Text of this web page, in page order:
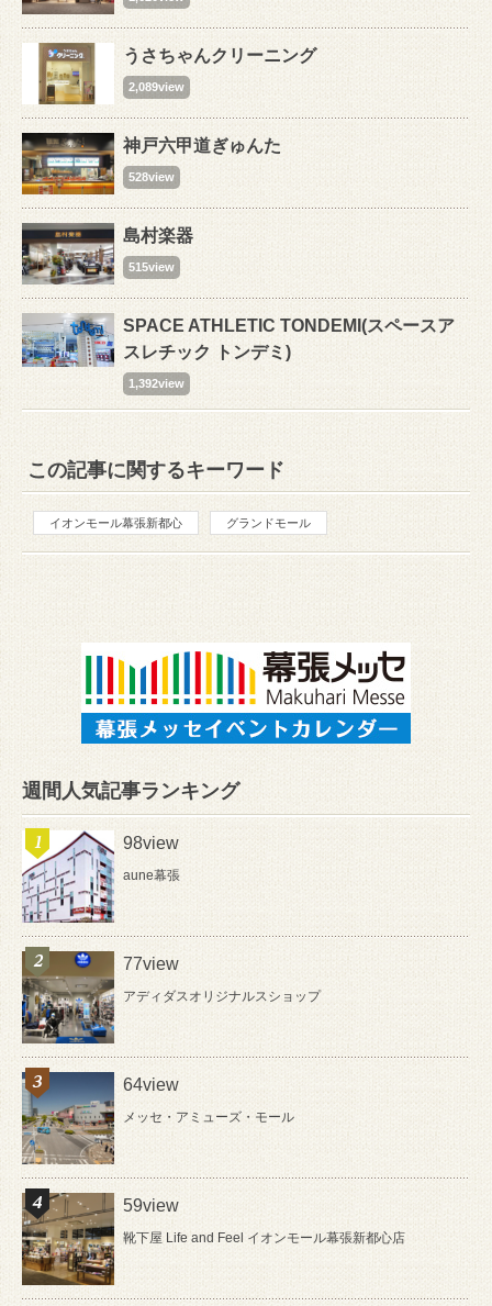
うさちゃんクリーニング
2,089view
神戸六甲道ぎゅんた
528view
島村楽器
515view
SPACE ATHLETIC TONDEMI(スペースア
スレチック トンデミ)
1,392view
この記事に関するキーワード
イオンモール幕張新都心 グランドモール
週間人気記事ランキング
98view
aune幕張
77view
アディダスオリジナルスショップ
64view
メッセ・アミューズ・モール
59view
靴下屋 Life and Feel イオンモール幕張新都心店